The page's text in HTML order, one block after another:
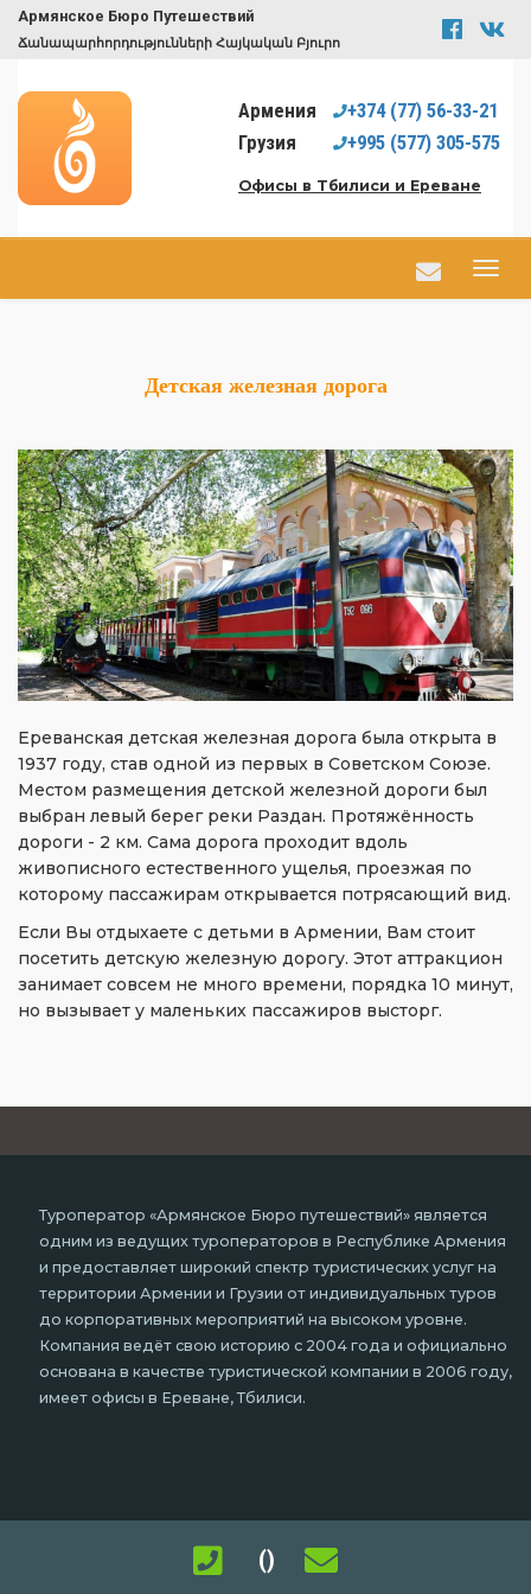
Армянское Бюро Путешествий
Ճանապարհորդությունների Հայկական Բյուրո
Армения +374 (77) 56-33-21
Грузия
+995 (577) 305-575
Офисы в Тбилиси и Ереване
Детская железная дорога
Ереванская детская железная дорога была открыта в
1937 году, став одной из первых в Советском Союзе.
Местом размещения детской железной дороги был
выбран левый берег реки Раздан. Протяжённость
дороги - 2 км. Сама дорога проходит вдоль
живописного естественного ущелья, проезжая по
которому пассажирам открывается потрясающий вид.
Если Вы отдыхаете с детьми в Армении, Вам стоит
посетить детскую железную дорогу. Этот аттракцион
занимает совсем не много времени, порядка 10 минут,
но вызывает у маленьких пассажиров высторг.
Туроператор «Армянское Бюро путешествий» является
одним из ведущих туроператоров в Республике Армения
и предоставляет широкий спектр туристических услуг на
территории Армении и Грузии от индивидуальных туров
до корпоративных мероприятий на высоком уровне.
Компания ведёт свою историю с 2004 года и официально
основана в качестве туристической компании в 2006 году,
имеет офисы в Ереване, Тбилиси.
()